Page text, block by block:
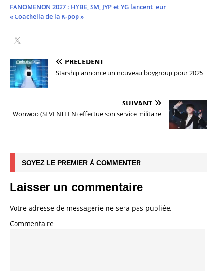
FANOMENON 2027 : HYBE, SM, JYP et YG lancent leur
« Coachella de la K-pop »
PRÉCÉDENT
Starship annonce un nouveau boygroup pour 2025
SUIVANT
Wonwoo (SEVENTEEN) effectue son service militaire
SOYEZ LE PREMIER À COMMENTER
Laisser un commentaire
Votre adresse de messagerie ne sera pas publiée.
Commentaire